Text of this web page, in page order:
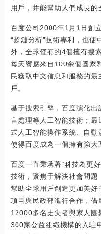
用戶，并能幫助人們成長的
百度公司2000年1月1日創
“超鏈分析”技術專利，也使
外，全球僅有的4個擁有搜
每天響應來自100余個國家
民獲取中文信息和服務的
戶。
基于搜索引擎，百度演化
言處理等人工智能技術；
式人工智能操作系統、自動
使得百度成為一個擁有強大
百度一直秉承著“科技為更
技術，聚焦于解決社會問題
幫助全球用戶創造更加美好
項目與民政部進行合作，借
12000多名走失者與家人團
300家公益組織機構的入駐